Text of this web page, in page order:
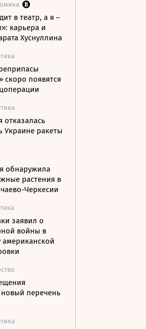
в театр, а я –
карьера и
Хуснуллина
скоро появятся
Украине ракеты
обнаружила
растения в
Черкесии
заявил о
войны в
американской
перечень